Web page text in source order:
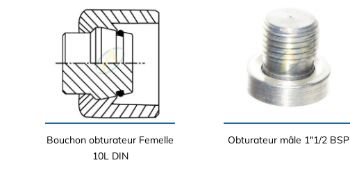
Bouchon obturateur Femelle
10L DIN
Obturateur mâle 1"1/2 BSP